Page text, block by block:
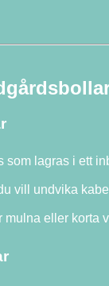
lagras i ett
vill undvika
mulna eller korta